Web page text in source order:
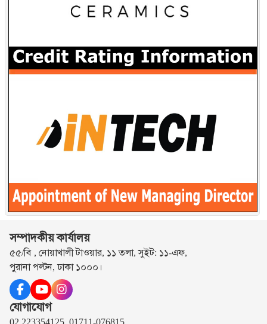
সম্পাদকীয় কার্যালয়
৫৫/বি , নোয়াখালী টাওয়ার, ১১ তলা, সুইট: ১১-এফ,
পুরানা পল্টন, ঢাকা ১০০০।
যোগাযোগ
02 223354125, 01711-076815